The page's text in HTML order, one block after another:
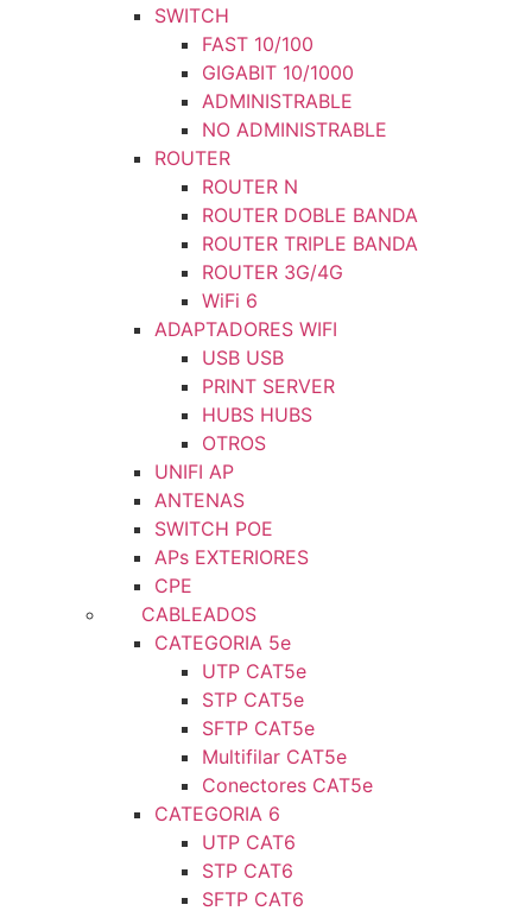
SWITCH
FAST 10/100
GIGABIT 10/1000
ADMINISTRABLE
NO ADMINISTRABLE
ROUTER
ROUTER N
ROUTER DOBLE BANDA
ROUTER TRIPLE BANDA
ROUTER 3G/4G
WiFi 6
ADAPTADORES WIFI
USB USB
PRINT SERVER
HUBS HUBS
OTROS
UNIFI AP
ANTENAS
SWITCH POE
APs EXTERIORES
CPE
CABLEADOS
CATEGORIA 5e
UTP CAT5e
STP CAT5e
SFTP CAT5e
Multifilar CAT5e
Conectores CAT5e
CATEGORIA 6
UTP CAT6
STP CAT6
SFTP CAT6